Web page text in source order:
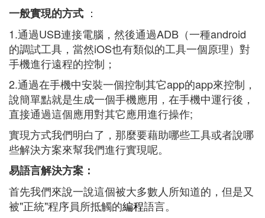
一般實現的方式 ：
1.通過USB連接電腦，然後通過ADB（一種android
的調試工具，當然iOS也有類似的工具一個原理）對
手機進行遠程的控制；
2.通過在手機中安裝一個控制其它app的app來控制，
說簡單點就是生成一個手機應用，在手機中運行後，
直接通過這個應用對其它應用進行操作;
實現方式我們明白了，那麼要藉助哪些工具或者說哪
些解決方案來幫我們進行實現呢。
易語言解決方案：
首先我們來說一說這個被大多數人所知道的，但是又
被"正統"程序員所抵觸的編程語言。